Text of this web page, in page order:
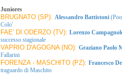
Juniores
BRUGNATO (SP): Alessandro Battistoni
Colo'
FAE' DI ODERZO (TV): Lorenzo
successo stagionale
VAPRIO D'AGOGNA (NO): Graziano Paolo
Fallarini
FORENZA - MASCHITO (PZ): Francesco
traguardo di Maschito